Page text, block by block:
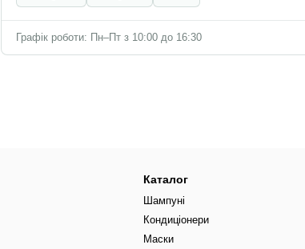
Графік роботи: Пн–Пт з 10:00 до 16:30
Каталог
Шампуні
Кондиціонери
Маски